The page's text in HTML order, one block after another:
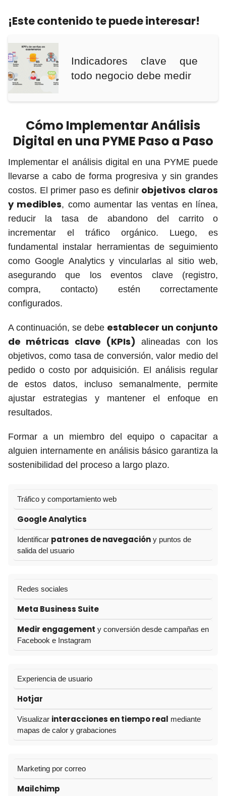
¡Este contenido te puede interesar!
Indicadores clave que
todo negocio debe medir
Cómo Implementar Análisis
Digital en una PYME Paso a Paso
Implementar el análisis digital en una PYME puede
llevarse a cabo de forma progresiva y sin grandes
costos. El primer paso es definir objetivos claros
y medibles, como aumentar las ventas en línea,
reducir la tasa de abandono del carrito o
incrementar el tráfico orgánico. Luego, es
fundamental instalar herramientas de seguimiento
como Google Analytics y vincularlas al sitio web,
asegurando que los eventos clave (registro,
compra, contacto) estén correctamente
configurados.
A continuación, se debe establecer un conjunto
de métricas clave (KPIs) alineadas con los
objetivos, como tasa de conversión, valor medio del
pedido o costo por adquisición. El análisis regular
de estos datos, incluso semanalmente, permite
ajustar estrategias y mantener el enfoque en
resultados.
Formar a un miembro del equipo o capacitar a
alguien internamente en análisis básico garantiza la
sostenibilidad del proceso a largo plazo.
Tráfico y comportamiento web
Google Analytics
Identificar patrones de navegación y puntos de
salida del usuario
Redes sociales
Meta Business Suite
Medir engagement y conversión desde campañas en
Facebook e Instagram
Experiencia de usuario
Hotjar
Visualizar interacciones en tiempo real mediante
mapas de calor y grabaciones
Marketing por correo
Mailchimp